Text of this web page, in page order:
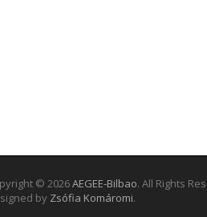
© 2026AEGEE-Bilbao. All Rights
by Zsófia Komáromi.